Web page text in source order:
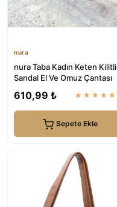
nura
nura Taba Kadın Keten Kilitli
Sandal El Ve Omuz Çantası
610,99 ₺ ★★★★★
Sepete Ekle